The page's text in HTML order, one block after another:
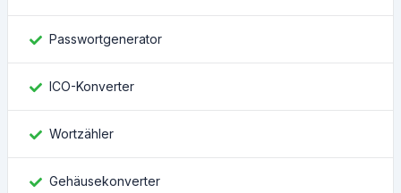
Passwortgenerator
ICO-Konverter
Wortzähler
Gehäusekonverter